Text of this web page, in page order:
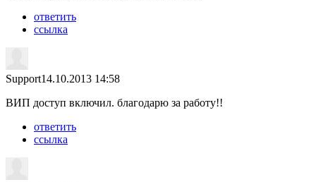
ответить
ссылка
Support14.10.2013 14:58
ВИП доступ включил. благодарю за работу!!
ответить
ссылка